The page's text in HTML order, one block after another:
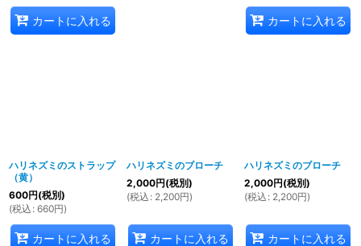
カートに入れる カートに入れる
ハリネズミのストラップ
（黄）
600円(税別)
(税込 : 660円)
カートに入れる
ハリネズミのブローチ
2,000円(税別)
(税込 : 2,200円)
カートに入れる
ハリネズミのブローチ
2,000円(税別)
(税込 : 2,200円)
カートに入れる